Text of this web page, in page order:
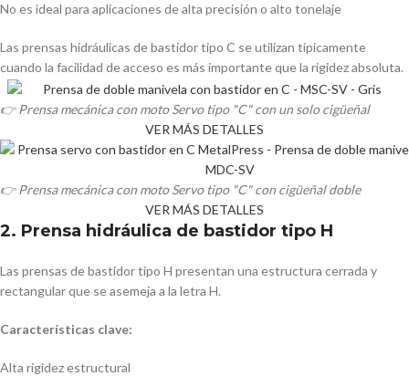
No es ideal para aplicaciones de alta precisión o alto tonelaje
Las prensas hidráulicas de bastidor tipo C se utilizan típicamente
cuando la facilidad de acceso es más importante que la rigidez absoluta.
👉 Prensa mecánica con moto Servo tipo "C" con un solo cigüeñal
VER MÁS DETALLES
👉 Prensa mecánica con moto Servo tipo "C" con cigüeñal doble
VER MÁS DETALLES
2. Prensa hidráulica de bastidor tipo H
Las prensas de bastidor tipo H presentan una estructura cerrada y
rectangular que se asemeja a la letra H.
Características clave:
Alta rigidez estructural